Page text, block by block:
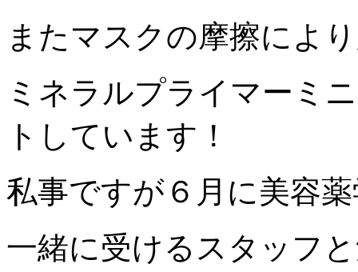
またマスクの摩擦によ
ミネラルプライマーミ
トしています！
私事ですが６月に美容
一緒に受けるスタッフ